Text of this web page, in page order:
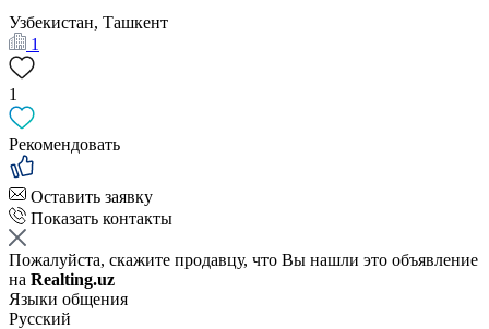
Узбекистан, Ташкент
1
1
Рекомендовать
Оставить заявку
Показать контакты
Пожалуйста, скажите продавцу, что Вы нашли это объявление
на Realting.uz
Языки общения
Русский